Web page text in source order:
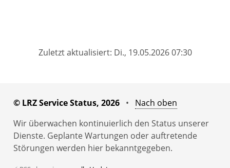
Zuletzt aktualisiert: Di., 19.05.2026 07:30
© LRZ Service Status, 2026 • Nach oben
Wir überwachen kontinuierlich den Status unserer
Dienste. Geplante Wartungen oder auftretende
Störungen werden hier bekanntgegeben.